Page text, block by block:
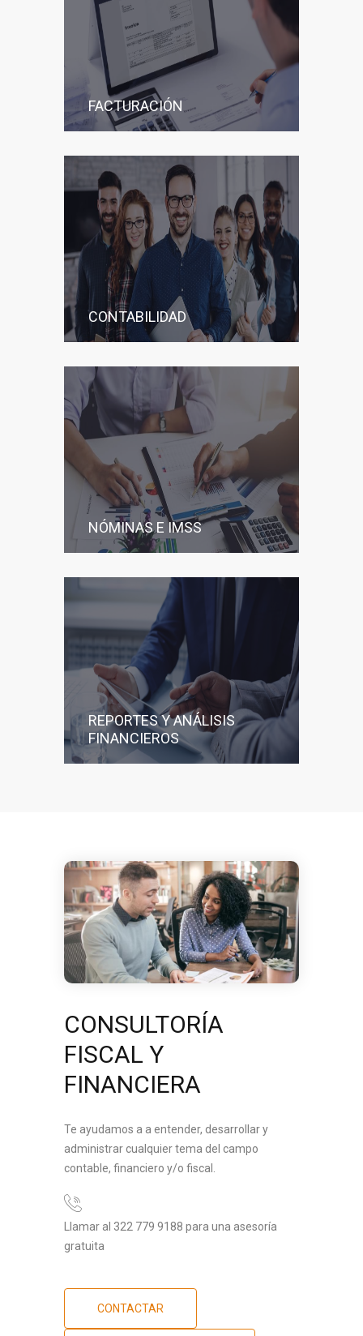
FACTURACIÓN
CONTABILIDAD
NÓMINAS E IMSS
REPORTES Y ANÁLISIS
FINANCIEROS
CONSULTORÍA
FISCAL Y
FINANCIERA
Te ayudamos a a entender, desarrollar y
administrar cualquier tema del campo
contable, financiero y/o fiscal.
Llamar al 322 779 9188 para una asesoría
gratuita
CONTACTAR